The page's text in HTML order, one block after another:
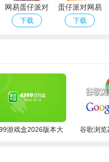
网易蛋仔派对
游戏免费版下
下载
蛋仔派对网易
版下载安卓正
下载
游戏盒2026版本大
谷歌浏览